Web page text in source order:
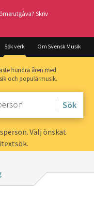
Skriv
Sök verk Om Svensk Musik
hundra åren med
och populärmusik.
Välj önskat